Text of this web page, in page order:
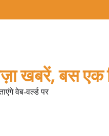
खबरें, बस एक
वेब-वर्ल्ड पर